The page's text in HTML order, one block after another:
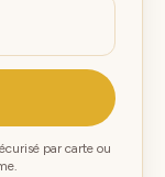
par carte ou